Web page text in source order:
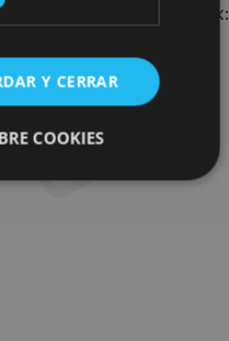
planak eta iradokizunak:
Y CERRAR
COOKIES